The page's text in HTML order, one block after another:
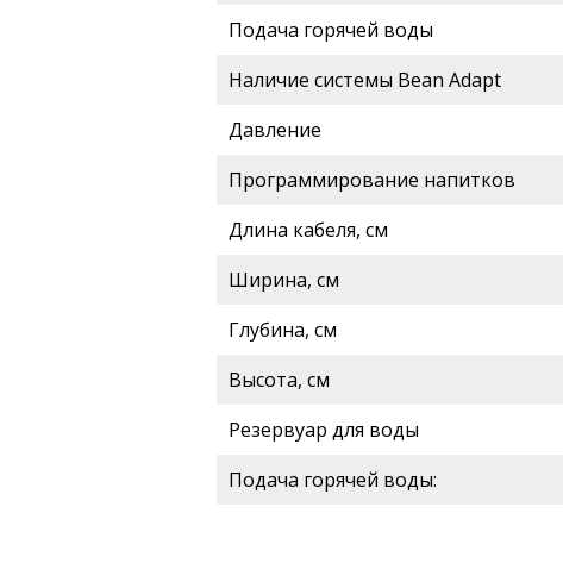
Подача горячей воды
Наличие системы Bean Adapt
Давление
Программирование напитков
Длина кабеля, см
Ширина, см
Глубина, см
Высота, см
Резервуар для воды
Подача горячей воды: